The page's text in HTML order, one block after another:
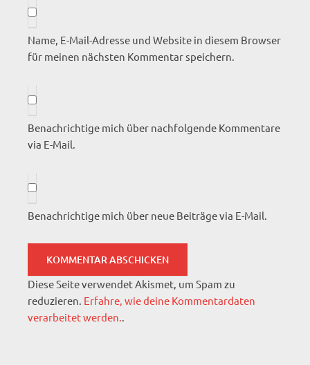
Name, E-Mail-Adresse und Website in diesem Browser
für meinen nächsten Kommentar speichern.
Benachrichtige mich über nachfolgende Kommentare
via E-Mail.
Benachrichtige mich über neue Beiträge via E-Mail.
Diese Seite verwendet Akismet, um Spam zu
reduzieren. Erfahre, wie deine Kommentardaten
verarbeitet werden..